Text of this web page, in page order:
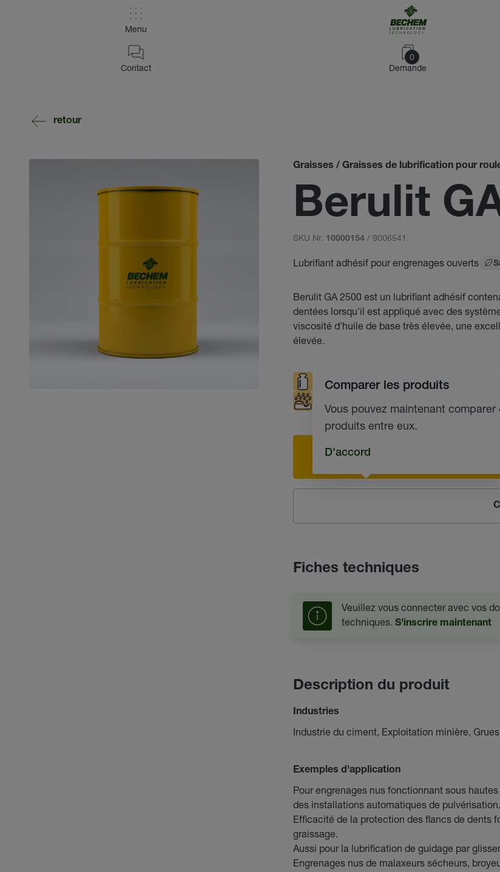
Menu
0
Demande
Contact
retour
Graisses / Graisses de lubrification pour
Berulit
SKU Nr. 10000154 / 9006541
Lubrifiant adhésif pour engrenages ouverts
Berulit GA 2500 est un lubrifiant adhésif
dentées lorsqu'il est appliqué avec des
viscosité d'huile de base très élevée, une
élevée.
Sollicitations élevées Températures
Comparer les produits
Vous pouvez maintenant comparer
produits entre eux.
D'accord
Fiches techniques
Veuillez vous connecter avec vos
techniques. S'inscrire maintenant
Description du produit
Industries
Industrie du ciment, Exploitation minière,
Exemples d'application
Pour engrenages nus fonctionnant sous
des installations automatiques de pulvérisation.
Efficacité de la protection des flancs de dents
graissage.
Aussi pour la lubrification de guidage par
Engrenages nus de malaxeurs sécheurs,